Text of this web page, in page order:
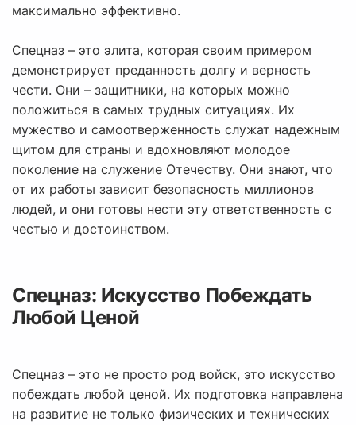
максимально эффективно.
Спецназ – это элита, которая своим примером
демонстрирует преданность долгу и верность
чести. Они – защитники, на которых можно
положиться в самых трудных ситуациях. Их
мужество и самоотверженность служат надежным
щитом для страны и вдохновляют молодое
поколение на служение Отечеству. Они знают, что
от их работы зависит безопасность миллионов
людей, и они готовы нести эту ответственность с
честью и достоинством.
Спецназ: Искусство Побеждать
Любой Ценой
Спецназ – это не просто род войск, это искусство
побеждать любой ценой. Их подготовка направлена
на развитие не только физических и технических